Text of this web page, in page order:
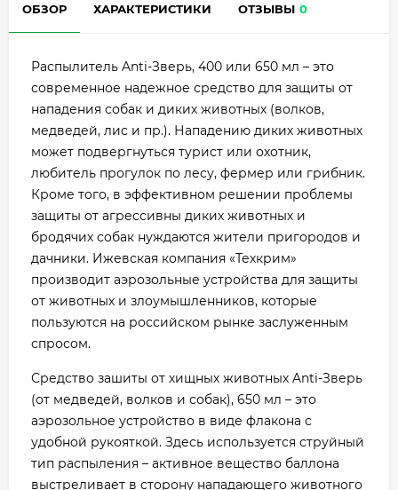
ОБЗОР ХАРАКТЕРИСТИКИ ОТЗЫВЫ 0
Распылитель Anti-Зверь, 400 или 650 мл – это
современное надежное средство для защиты от
нападения собак и диких животных (волков,
медведей, лис и пр.). Нападению диких животных
может подвергнуться турист или охотник,
любитель прогулок по лесу, фермер или грибник.
Кроме того, в эффективном решении проблемы
защиты от агрессивны диких животных и
бродячих собак нуждаются жители пригородов и
дачники. Ижевская компания «Техкрим»
производит аэрозольные устройства для защиты
от животных и злоумышленников, которые
пользуются на российском рынке заслуженным
спросом.
Средство зашиты от хищных животных Anti-Зверь
(от медведей, волков и собак), 650 мл – это
аэрозольное устройство в виде флакона с
удобной рукояткой. Здесь используется струйный
тип распыления – активное вещество баллона
выстреливает в сторону нападающего животного